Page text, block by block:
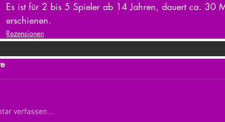
Es ist für 2 bis 5 Spieler ab 14 Jahren, dauert ca. 30
erschienen.
Rezensionen
verfassen...